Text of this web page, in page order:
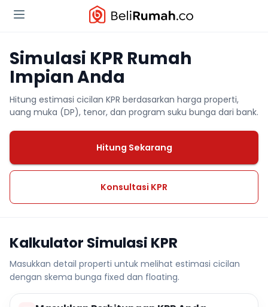
Simulasi KPR Rumah
Impian Anda
Hitung estimasi cicilan KPR berdasarkan harga properti,
uang muka (DP), tenor, dan program suku bunga dari bank.
Hitung Sekarang
Konsultasi KPR
Kalkulator Simulasi KPR
Masukkan detail properti untuk melihat estimasi cicilan
dengan skema bunga fixed dan floating.